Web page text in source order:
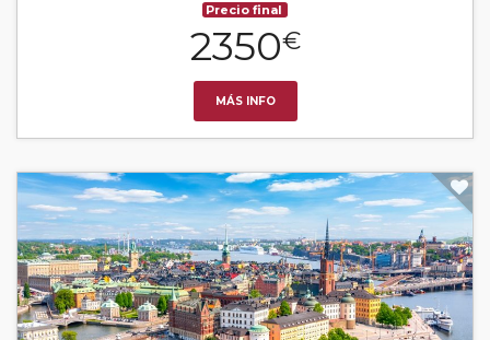
Precio final
2350€
MÁS INFO